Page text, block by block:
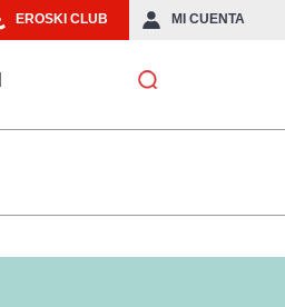
EROSKI CLUB MI CUENTA